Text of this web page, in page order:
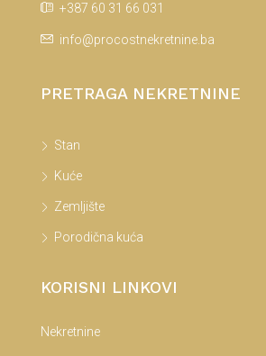
+387 60 31 66 031
info@procostnekretnine.ba
PRETRAGA NEKRETNINE
Stan
Kuće
Zemljište
Porodična kuća
KORISNI LINKOVI
Nekretnine